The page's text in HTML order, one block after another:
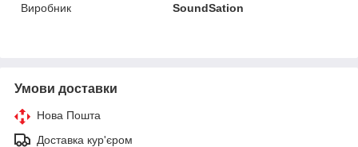
Виробник
SoundSation
Умови доставки
Нова Пошта
Доставка кур'єром